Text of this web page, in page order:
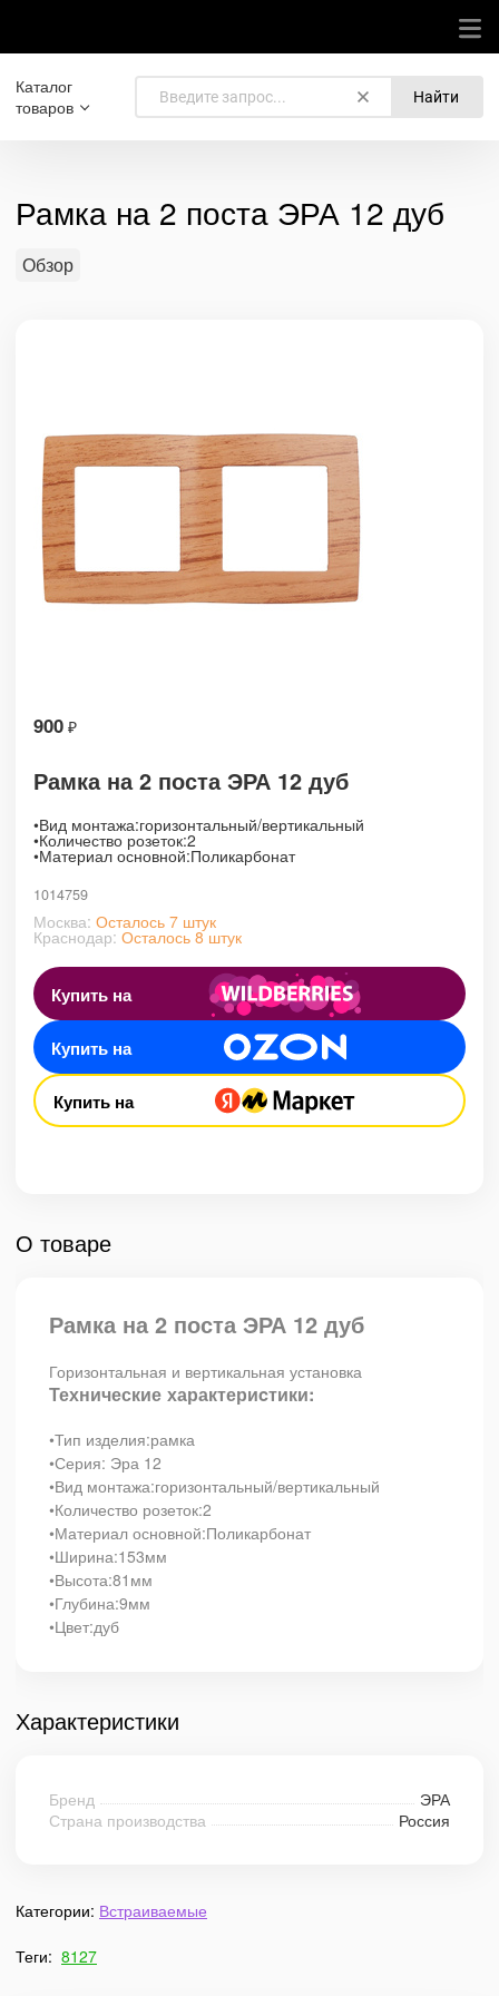
Каталог
товаров
Найти
Рамка на 2 поста ЭРА 12 дуб
Обзор
900 ₽
Рамка на 2 поста ЭРА 12 дуб
•Вид монтажа:горизонтальный/вертикальный
•Количество розеток:2
•Материал основной:Поликарбонат
1014759
Москва: Осталось 7 штук
Краснодар: Осталось 8 штук
Купить на
Купить на
Купить на
О товаре
Рамка на 2 поста ЭРА 12 дуб
Горизонтальная и вертикальная установка
Технические характериcтики:
•Тип изделия:рамка
•Серия: Эра 12
•Вид монтажа:горизонтальный/вертикальный
•Количество розеток:2
•Материал основной:Поликарбонат
•Ширина:153мм
•Высота:81мм
•Глубина:9мм
•Цвет:дуб
Характеристики
Бренд
ЭРА
Страна производства
Россия
Категории: Встраиваемые
Теги: 8127